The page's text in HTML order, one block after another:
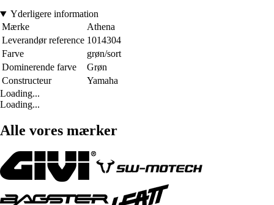
Yderligere information
Mærke
Athena
Leverandør reference 1014304
Farve
grøn/sort
Dominerende farve
Grøn
Constructeur
Yamaha
Loading...
Loading...
Alle vores mærker